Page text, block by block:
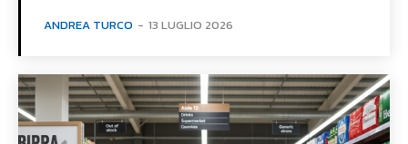
ANDREA TURCO - 13 LUGLIO 2026